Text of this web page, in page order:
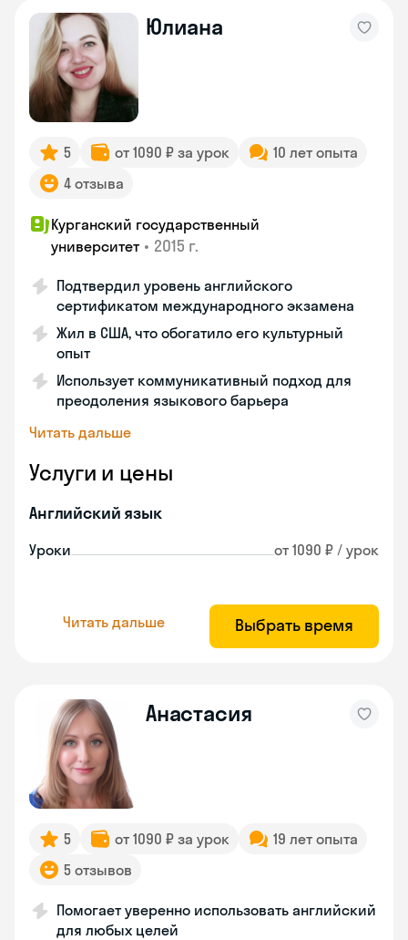
Юлиана
5 от 1090 ₽ за урок
10 лет опыта
4 отзыва
Курганский государственный
университет • 2015 г.
Подтвердил уровень английского
сертификатом международного экзамена
Жил в США, что обогатило его культурный
опыт
Использует коммуникативный подход для
преодоления языкового барьера
Читать дальше
Услуги и цены
Английский язык
Уроки от 1090 ₽ / урок
Читать дальше Выбрать время
Анастасия
5 от 1090 ₽ за урок
19 лет опыта
5 отзывов
Помогает уверенно использовать английский
для любых целей